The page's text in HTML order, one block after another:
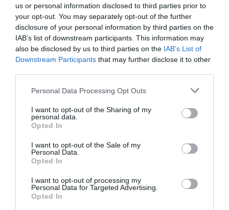
us or personal information disclosed to third parties prior to
your opt-out. You may separately opt-out of the further
disclosure of your personal information by third parties on the
IAB’s list of downstream participants. This information may
also be disclosed by us to third parties on the IAB’s List of
Downstream Participants that may further disclose it to other
Personal Data Processing Opt Outs
I want to opt-out of the Sharing of my
personal data.
Opted In
I want to opt-out of the Sale of my
Personal Data.
Opted In
I want to opt-out of processing my
Personal Data for Targeted Advertising.
Opted In
TARIFFE
La Rosa Sul Mare
10.93 kmdal centro
Kalaonda Plemmirio Hotel
0 Recensioni
TARIFFE
Hotel Como